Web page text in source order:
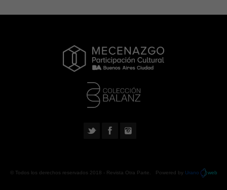
© Todos los derechos reservados 2018 - Revista Otra Parte . Powered by Urano web